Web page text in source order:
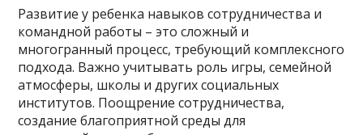
Развитие у ребенка навыков сотрудничества и
командной работы – это сложный и
многогранный процесс, требующий комплексного
подхода. Важно учитывать роль игры, семейной
атмосферы, школы и других социальных
институтов. Поощрение сотрудничества,
создание благоприятной среды для